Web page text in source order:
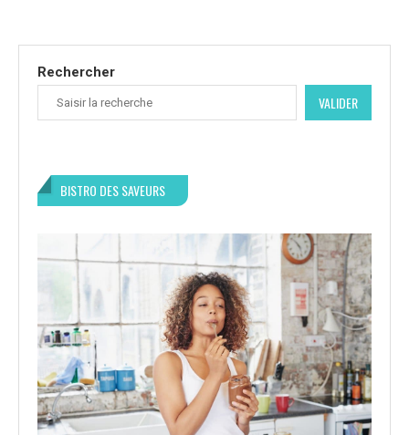
Rechercher
VALIDER
BISTRO DES SAVEURS